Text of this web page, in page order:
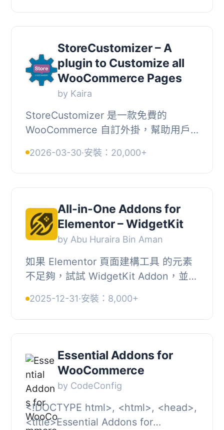
品標記...
StoreCustomizer – A
plugin to Customize all
WooCommerce Pages
by Kaira
StoreCustomizer 是一款免費的
WooCommerce 自訂外掛，幫助用戶
產品頁面、購物車頁面、結帳頁面以及
用戶帳戶頁面，無需編寫 ...
2026-03-30·安裝：20,000+
All-in-One Addons for
Elementor – WidgetKit
by Abu Huraira Bin Aman
如果 Elementor 頁面建構工具 的元素
不足夠，試試 WidgetKit Addon，並增
55 個以上的創意元素。您將能夠超越
普通設計的...
2025-12-31·安裝：8,000+
Essential Addons for
WooCommerce
by CodeConfig
<!DOCTYPE html>, <html>, <head>,
<title>Essential Addons for